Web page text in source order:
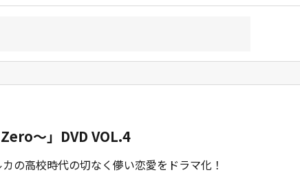
～」DVD VOL.4
の高校時代の切なく儚い恋愛をドラマ化！